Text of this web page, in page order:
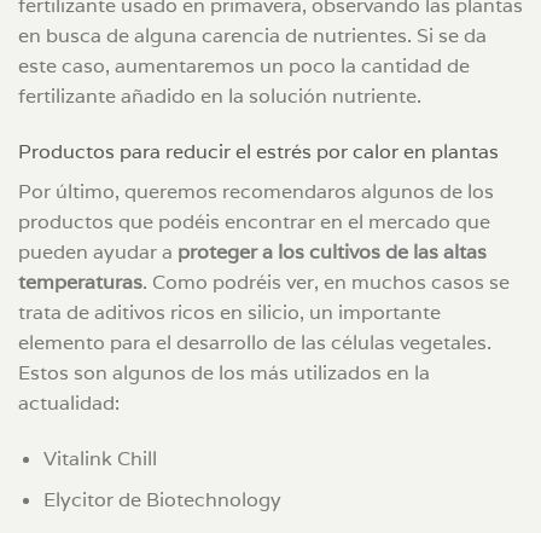
fertilizante usado en primavera, observando las plantas
en busca de alguna carencia de nutrientes. Si se da
este caso, aumentaremos un poco la cantidad de
fertilizante añadido en la solución nutriente.
Productos para reducir el estrés por calor en plantas
Por último, queremos recomendaros algunos de los
productos que podéis encontrar en el mercado que
pueden ayudar a proteger a los cultivos de las altas
temperaturas. Como podréis ver, en muchos casos se
trata de aditivos ricos en silicio, un importante
elemento para el desarrollo de las células vegetales.
Estos son algunos de los más utilizados en la
actualidad:
Vitalink Chill
Elycitor de Biotechnology